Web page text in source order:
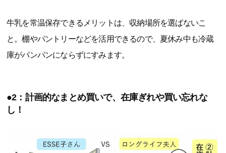
牛乳を常温保存できるメリットは、収納場所を選ばないこ
と。棚やパントリーなどを活用できるので、夏休み中も冷蔵
庫がパンパンにならずにすみます。
●2：計画的なまとめ買いで、在庫ぎれや買い忘れな
し！